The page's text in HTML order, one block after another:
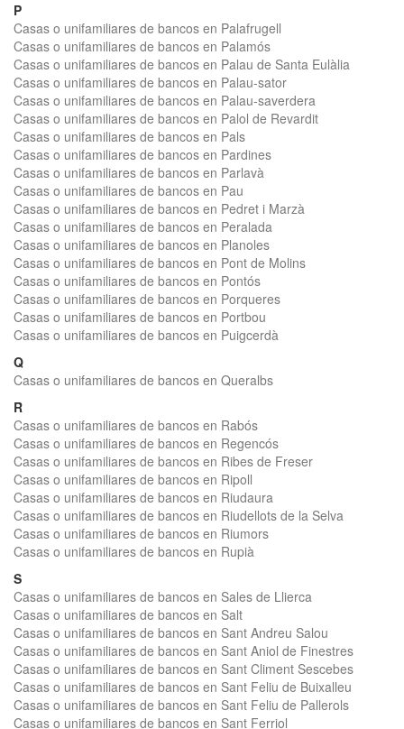
P
Casas o unifamiliares de bancos en Palafrugell
Casas o unifamiliares de bancos en Palamós
Casas o unifamiliares de bancos en Palau de Santa Eulàlia
Casas o unifamiliares de bancos en Palau-sator
Casas o unifamiliares de bancos en Palau-saverdera
Casas o unifamiliares de bancos en Palol de Revardit
Casas o unifamiliares de bancos en Pals
Casas o unifamiliares de bancos en Pardines
Casas o unifamiliares de bancos en Parlavà
Casas o unifamiliares de bancos en Pau
Casas o unifamiliares de bancos en Pedret i Marzà
Casas o unifamiliares de bancos en Peralada
Casas o unifamiliares de bancos en Planoles
Casas o unifamiliares de bancos en Pont de Molins
Casas o unifamiliares de bancos en Pontós
Casas o unifamiliares de bancos en Porqueres
Casas o unifamiliares de bancos en Portbou
Casas o unifamiliares de bancos en Puigcerdà
Q
Casas o unifamiliares de bancos en Queralbs
R
Casas o unifamiliares de bancos en Rabós
Casas o unifamiliares de bancos en Regencós
Casas o unifamiliares de bancos en Ribes de Freser
Casas o unifamiliares de bancos en Ripoll
Casas o unifamiliares de bancos en Riudaura
Casas o unifamiliares de bancos en Riudellots de la Selva
Casas o unifamiliares de bancos en Riumors
Casas o unifamiliares de bancos en Rupià
S
Casas o unifamiliares de bancos en Sales de Llierca
Casas o unifamiliares de bancos en Salt
Casas o unifamiliares de bancos en Sant Andreu Salou
Casas o unifamiliares de bancos en Sant Aniol de Finestres
Casas o unifamiliares de bancos en Sant Climent Sescebes
Casas o unifamiliares de bancos en Sant Feliu de Buixalleu
Casas o unifamiliares de bancos en Sant Feliu de Pallerols
Casas o unifamiliares de bancos en Sant Ferriol